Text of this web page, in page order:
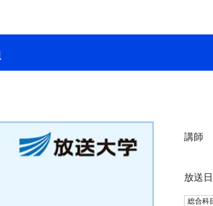
講師
放送
総合科